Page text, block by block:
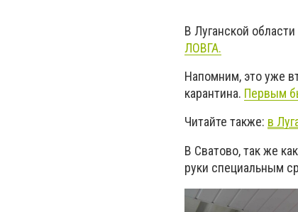
В Луганской
ЛОВГА.
Напомним, это уже
карантина. Первым
Читайте также: в
В Сватово, так же
руки специальным